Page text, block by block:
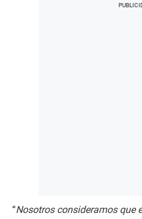
“Nosotros consideramos que